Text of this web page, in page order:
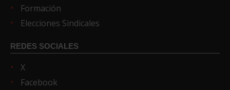
Formación
Elecciones Sindicales
REDES SOCIALES
X
Facebook